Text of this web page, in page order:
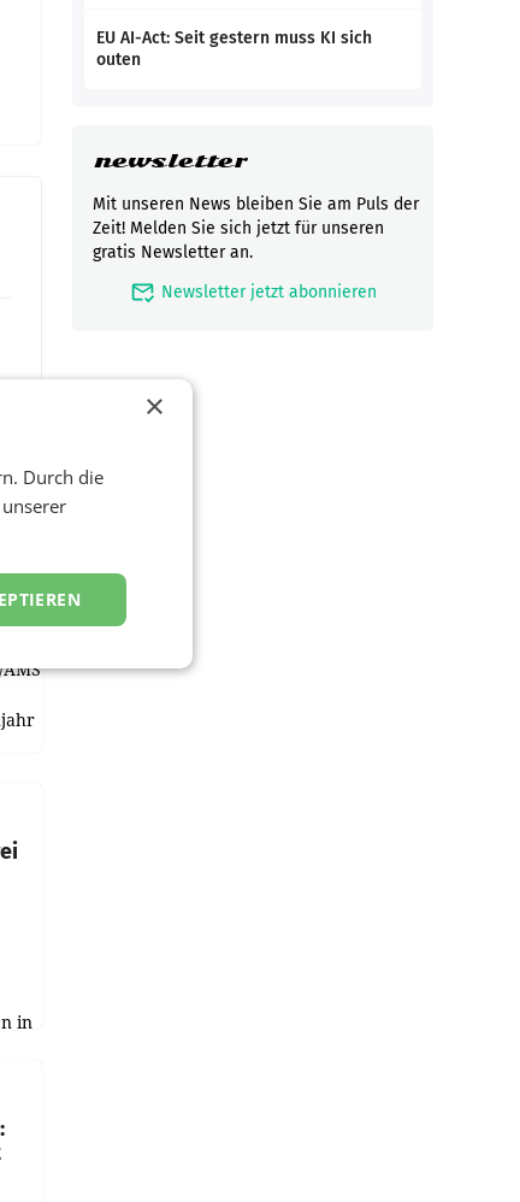
in
EU AI-Act: Seit gestern muss KI sich
outen
newsletter
Mit unseren News bleiben Sie am Puls der
Zeit! Melden Sie sich jetzt für unseren
gratis Newsletter an.
mark_email_read Newsletter jetzt abonnieren
×
Durch die